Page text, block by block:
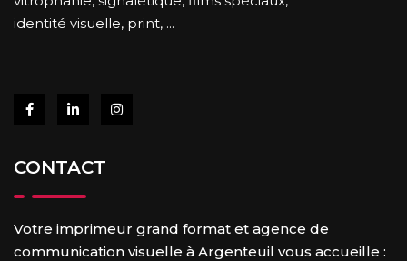
identité visuelle, print, ...
CONTACT
Votre imprimeur grand format et agence de
communication visuelle à Argenteuil vous accueille :